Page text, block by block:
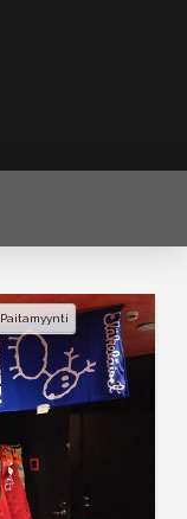
Paitamyynti